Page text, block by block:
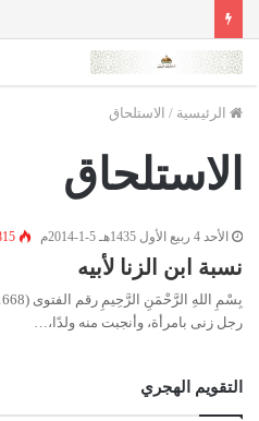
الرئيسية / الاستلحاق
الاستلحاق
الأحد 4 ربيع الأول 1435هـ 5-1-2014م
نسبة ابن الزنا لأبيه
رجل زنى بامرأة، وأنجبت منه ولدًا،…
التقويم الهجري